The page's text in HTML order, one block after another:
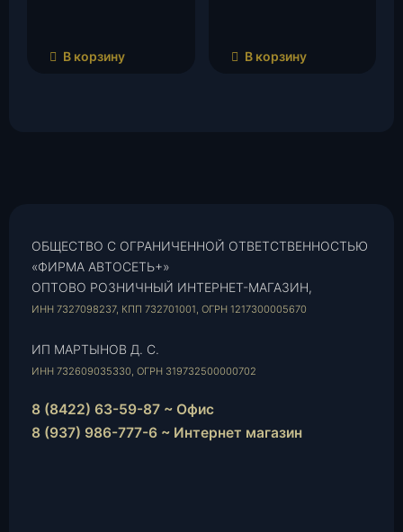
В корзину В корзину
ОБЩЕСТВО С ОГРАНИЧЕННОЙ ОТВЕТСТВЕННОСТЬЮ
«ФИРМА АВТОСЕТЬ+»
ОПТОВО РОЗНИЧНЫЙ ИНТЕРНЕТ-МАГАЗИН,
ИНН 7327098237, КПП 732701001, ОГРН 1217300005670
ИП МАРТЫНОВ Д. С.
ИНН 732609035330, ОГРН 319732500000702
8 (8422) 63-59-87 ~ Офис
8 (937) 986-777-6 ~ Интернет магазин